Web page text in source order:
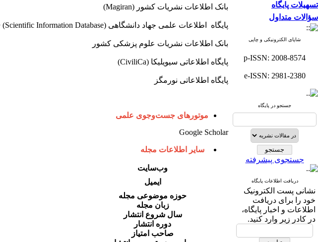
تسهیلات پایگاه
سؤالات متداول
شاپای الکترونیکی و چاپی
p-ISSN: 2008-8574
e-ISSN: 2981-2380
جستجو در پایگاه
جستجوی پیشرفته
دریافت اطلاعات پایگاه
نشانی پست الکترونیک
خود را برای دریافت
اطلاعات و اخبار پایگاه،
در کادر زیر وارد کنید.
بانک اطلاعات نشریات کشور (Magiran)
پایگاه اطلاعات علمی جهاد دانشگاهی SID (Scientific Information Database)
بانک اطلاعات نشریات علوم پزشکی کشور
پایگاه اطلاعاتی سیویلیکا (CiviliCa)
پایگاه اطلاعاتی نورمگز
موتورهای جست‌وجوی علمی
Google Scholar
سایر اطلاعات مجله
وب‌سایت
ایمیل
حوزه موضوعی مجله
زبان مجله
سال شروع انتشار
دوره انتشار
صاحب امتیاز